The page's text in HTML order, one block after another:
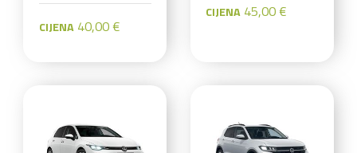
CIJENA40,00 €
CIJENA 45,00 €